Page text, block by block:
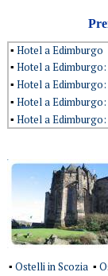
▪ Hotel a Edimburgo
▪ Hotel a
▪ Hotel a
▪ Hotel a
▪ Hotel a
▪ Ostelli in Scozia ▪